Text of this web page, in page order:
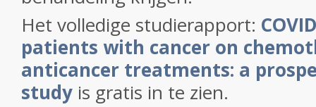
Het volledige studierapport:
patients with cancer on
anticancer treatments: a
study is gratis in te zien.